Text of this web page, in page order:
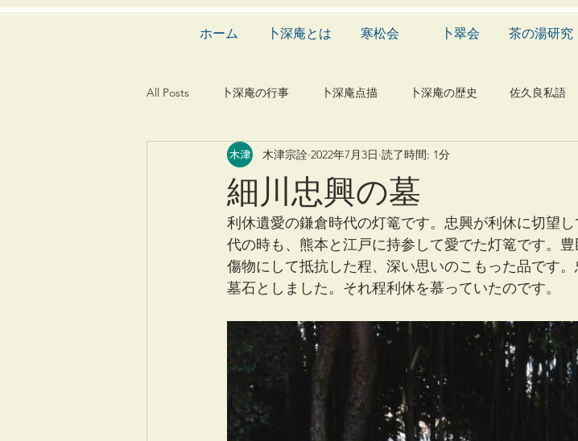
ホーム 卜深庵とは 寒松会 卜翠会 茶の湯研究
All Posts 卜深庵の行事 卜深庵点描 卜深庵の歴史 佐久良私語
漢詩 俳諧 文学 有職
建築 造園 動物 植物 自然科学 音楽
細川忠興の墓
木津宗詮 2022年7月3日 読了時間: 1分
利休遺愛の鎌倉時代の灯篭です。忠興が利休に切望
代の時も、熊本と江戸に持参して愛でた灯篭です。
傷物にして抵抗した程、深い思いのこもった品です
墓石としました。それ程利休を慕っていたのです。